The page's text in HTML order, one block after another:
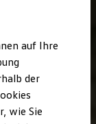
Caravelle
auf Ihre
der
wie Sie